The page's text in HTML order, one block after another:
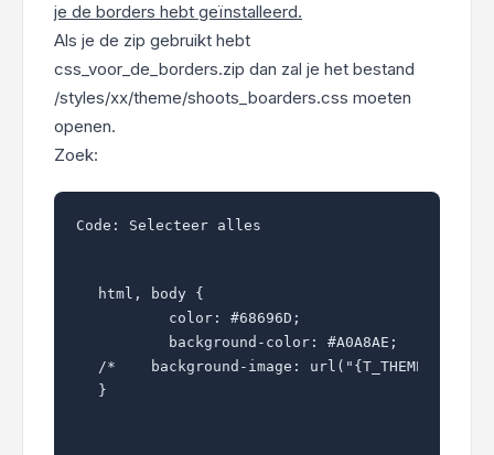
je de borders hebt geïnstalleerd.
Als je de zip gebruikt hebt
css_voor_de_borders.zip dan zal je het bestand
/styles/xx/theme/shoots_boarders.css moeten
openen.
Zoek:
Code: Selecteer alles
html, body {
/*    background-image:
}